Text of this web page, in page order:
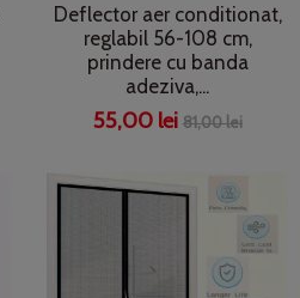
Deflector aer conditionat,
reglabil 56-108 cm,
prindere cu banda
adeziva,...
55,00 lei 81,00 lei